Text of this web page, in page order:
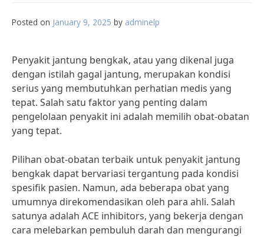
Posted on January 9, 2025 by adminelp
Penyakit jantung bengkak, atau yang dikenal juga
dengan istilah gagal jantung, merupakan kondisi
serius yang membutuhkan perhatian medis yang
tepat. Salah satu faktor yang penting dalam
pengelolaan penyakit ini adalah memilih obat-obatan
yang tepat.
Pilihan obat-obatan terbaik untuk penyakit jantung
bengkak dapat bervariasi tergantung pada kondisi
spesifik pasien. Namun, ada beberapa obat yang
umumnya direkomendasikan oleh para ahli. Salah
satunya adalah ACE inhibitors, yang bekerja dengan
cara melebarkan pembuluh darah dan mengurangi